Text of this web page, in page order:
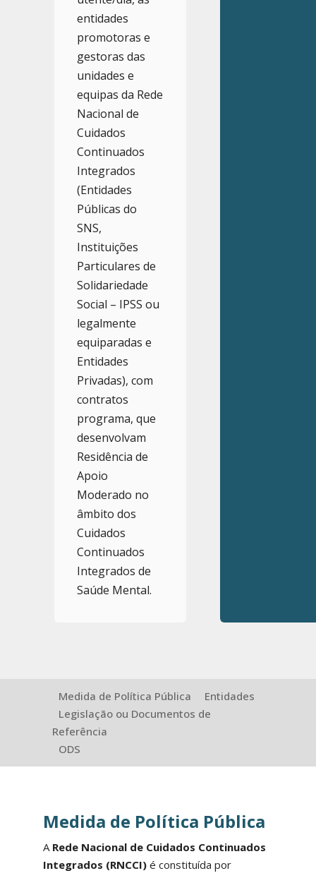
entidades
promotoras e
gestoras das
unidades e
equipas da Rede
Nacional de
Cuidados
Continuados
Integrados
(Entidades
Públicas do
SNS,
Instituições
Particulares de
Solidariedade
Social – IPSS ou
legalmente
equiparadas e
Entidades
Privadas), com
contratos
programa, que
desenvolvam
Residência de
Apoio
Moderado no
âmbito dos
Cuidados
Continuados
Integrados de
Saúde Mental.
Medida de Política Pública
Entidades
Legislação ou Documentos de
Referência
ODS
Medida de Política Pública
A Rede Nacional de Cuidados Continuados
Integrados (RNCCI)é constituída por